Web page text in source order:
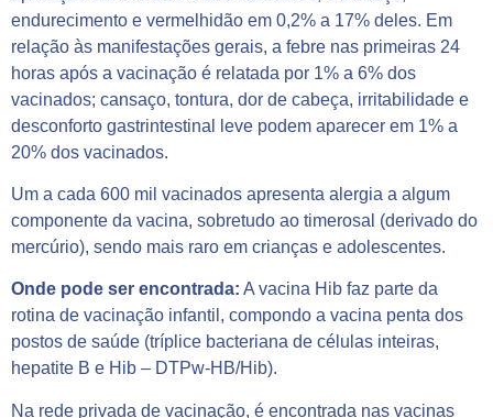
endurecimento e vermelhidão em 0,2% a 17% deles. Em
relação às manifestações gerais, a febre nas primeiras 24
horas após a vacinação é relatada por 1% a 6% dos
vacinados; cansaço, tontura, dor de cabeça, irritabilidade e
desconforto gastrintestinal leve podem aparecer em 1% a
20% dos vacinados.
Um a cada 600 mil vacinados apresenta alergia a algum
componente da vacina, sobretudo ao timerosal (derivado do
mercúrio), sendo mais raro em crianças e adolescentes.
Onde pode ser encontrada: A vacina Hib faz parte da
rotina de vacinação infantil, compondo a vacina penta dos
postos de saúde (tríplice bacteriana de células inteiras,
hepatite B e Hib – DTPw-HB/Hib).
Na rede privada de vacinação, é encontrada nas vacinas